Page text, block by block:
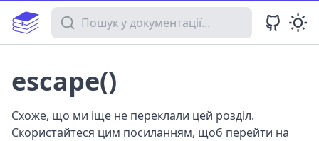
Пошук у документації
escape()
Схоже, що ми іще не переклали цей розділ.
Скористайтеся цим посиланням, щоб перейти на